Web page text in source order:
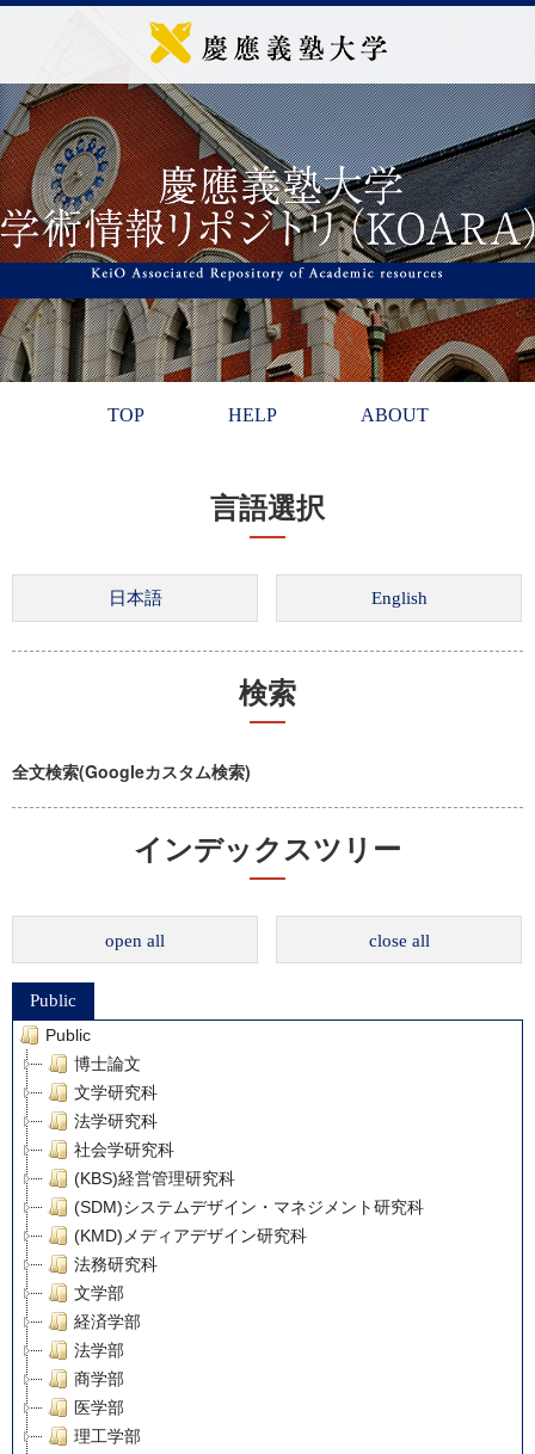
TOP HELP ABOUT
言語選択
検索
全文検索(Googleカスタム検索)
インデックスツリー
open all close all
Public
Public
博士論文
文学研究科
法学研究科
社会学研究科
(KBS)経営管理研究科
(SDM)システムデザイン・マネジメント研究科
(KMD)メディアデザイン研究科
法務研究科
文学部
経済学部
法学部
商学部
医学部
理工学部